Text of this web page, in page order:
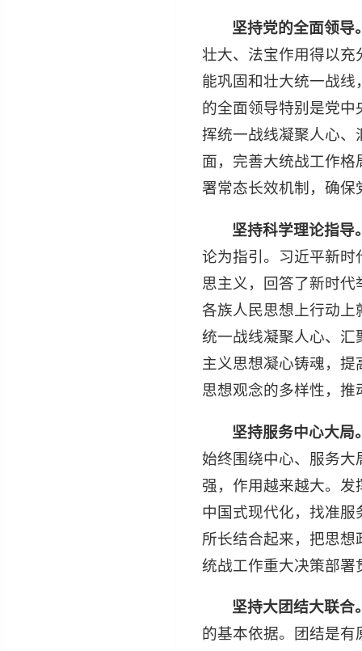
坚持党的全面领导
壮大、法宝作用得以充
能巩固和壮大统一战
的全面领导特别是党
挥统一战线凝聚人心、
面，完善大统战工作
署常态长效机制，确保
坚持科学理论指导
论为指引。习近平新时
思主义，回答了新时
各族人民思想上行动上
统一战线凝聚人心、汇
主义思想凝心铸魂，
思想观念的多样性，
坚持服务中心大局
始终围绕中心、服务大
强，作用越来越大。
中国式现代化，找准
所长结合起来，把思
统战工作重大决策部署
坚持大团结大联合
的基本依据。团结是